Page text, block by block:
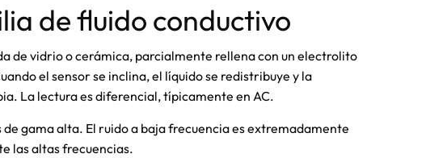
de fluido conductivo
de vidrio o cerámica, parcialmente rellena con un electrolito
el sensor se inclina, el líquido se redistribuye y la
La lectura es diferencial, típicamente en AC.
de gama alta. El ruido a baja frecuencia es extremadamente
las altas frecuencias.